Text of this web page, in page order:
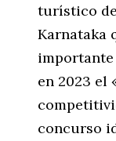
turístico
Karnataka
en 2023 el
concurso